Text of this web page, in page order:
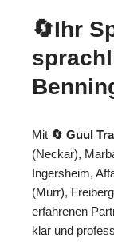
🔄Ihr
Mit 🔄 Guul
(Neckar),
Ingersheim,
(Murr),
erfahrenen
klar und